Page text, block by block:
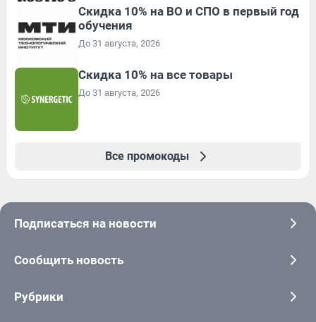
Скидка 10% на ВО и СПО в первый год
обучения
До 31 августа, 2026
Скидка 10% на все товары
До 31 августа, 2026
Все промокоды
Подписаться на новости
Сообщить новость
Рубрики